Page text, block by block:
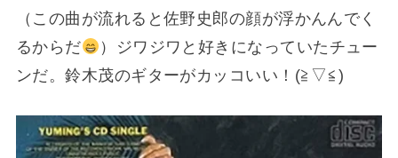
（この曲が流れると佐野史郎の顔が浮かんんでく
るからだ
）ジワジワと好きになっていたチュー
ンだ。鈴木茂のギターがカッコいい！(⁠≧⁠▽⁠≦⁠)